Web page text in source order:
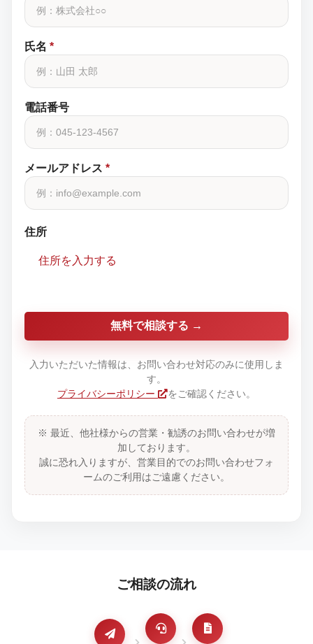
氏名 *
電話番号
メールアドレス *
住所
住所を入力する
無料で相談する
入力いただいた情報は、お問い合わせ対応のみに使用しま
す。
プライバシーポリシー
をご確認ください。
※ 最近、他社様からの営業・勧誘のお問い合わせが増
加しております。
誠に恐れ入りますが、営業目的でのお問い合わせフォ
ームのご利用はご遠慮ください。
ご相談の流れ